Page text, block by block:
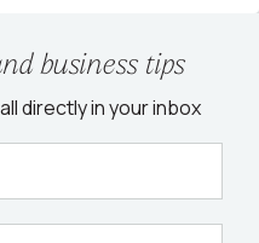
business tips
directly in your inbox